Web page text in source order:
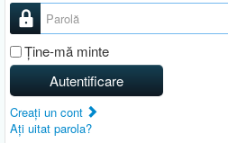
Parolă
Ţine-mă minte
Autentificare
Creaţi un cont
Aţi uitat parola?